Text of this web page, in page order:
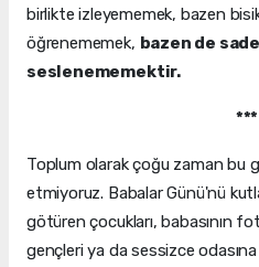
birlikte izleyememek, bazen
öğrenememek, bazen de
seslenememektir.
***
Toplum olarak çoğu zaman bu
etmiyoruz. Babalar Günü'nü
götüren çocukları, babasının
gençleri ya da sessizce